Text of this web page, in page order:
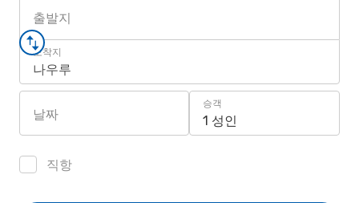
출발지
도착지
나우루
날짜
승객
1 성인
직항